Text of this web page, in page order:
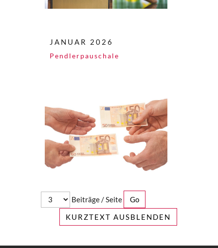
JANUAR 2026
Pendlerpauschale
Beiträge / Seite
KURZTEXT AUSBLENDEN